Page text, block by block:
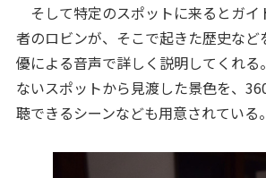
そして特定のスポットに来るとガイ
者のロビンが、そこで起きた歴史など
優による音声で詳しく説明してくれる
ないスポットから見渡した景色を、
聴できるシーンなども用意されている。